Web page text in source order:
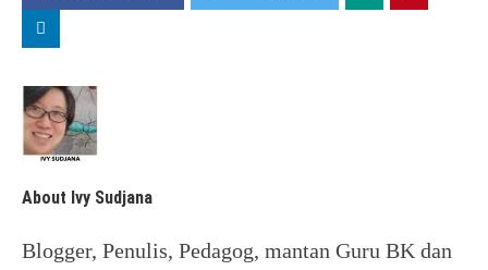
About Ivy Sudjana
Blogger, Penulis, Pedagog, mantan Guru BK dan